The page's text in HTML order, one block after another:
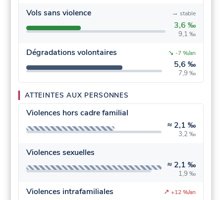
Vols sans violence
3,6 ‰
9,1 ‰
→ stable
Dégradations volontaires
5,6 ‰
7,9 ‰
↘ -7 %/an
ATTEINTES AUX PERSONNES
Violences hors cadre familial
≈ 2,1 ‰
3,2 ‰
Violences sexuelles
≈ 2,1 ‰
1,9 ‰
Violences intrafamiliales
↗ +12 %/an